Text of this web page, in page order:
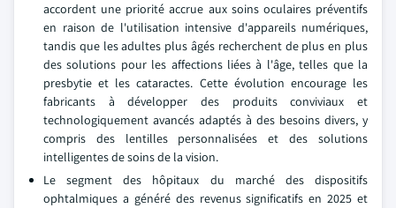
accordent une priorité accrue aux soins oculaires préventifs
en raison de l'utilisation intensive d'appareils numériques,
tandis que les adultes plus âgés recherchent de plus en plus
des solutions pour les affections liées à l'âge, telles que la
presbytie et les cataractes. Cette évolution encourage les
fabricants à développer des produits conviviaux et
technologiquement avancés adaptés à des besoins divers, y
compris des lentilles personnalisées et des solutions
intelligentes de soins de la vision.
Le segment des hôpitaux du marché des dispositifs
ophtalmiques a généré des revenus significatifs en 2025 et